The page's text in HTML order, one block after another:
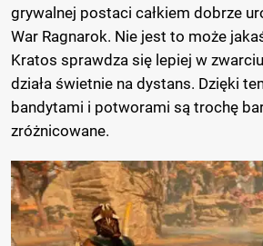
grywalnej postaci całkiem dobrze
War Ragnarok. Nie jest to może
Kratos sprawdza się lepiej w
działa świetnie na dystans. Dzięki
bandytami i potworami są trochę
zróżnicowane.